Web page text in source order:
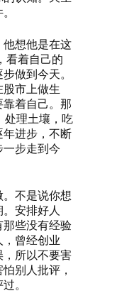
他想他是在这
看着自己的
做到今天。
市上做生
着自己。那
处理土壤，吃
进步，不断
步走到今
不是说你想
安排好人
那些没有经验
曾经创业
所以不要害
别人批评，
。